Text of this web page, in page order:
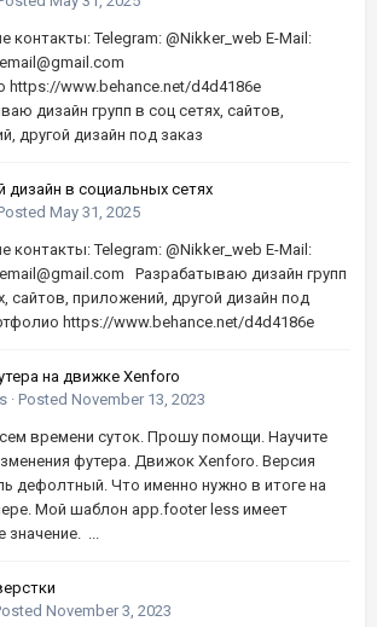
контакты: Telegram: @Nikker_web E-Mail:
https://www.behance.net/d4d4186e
дизайн групп в соц сетях, сайтов,
другой дизайн под заказ
в социальных сетях
May 31, 2025
контакты: Telegram: @Nikker_web E-Mail:
Разрабатываю дизайн групп
сайтов, приложений, другой дизайн под
https://www.behance.net/d4d4186e
на движке Xenforo
· Posted November 13, 2023
времени суток. Прошу помощи. Научите
футера. Движок Xenforo. Версия
дефолтный. Что именно нужно в итоге на
Мой шаблон app.footer less имеет
значение. ...
November 3, 2023